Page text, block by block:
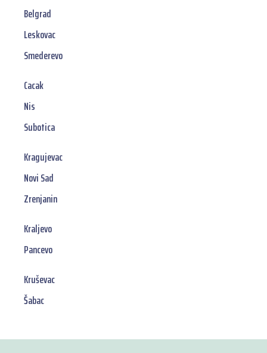
Belgrad
Leskovac
Smederevo
Cacak
Nis
Subotica
Kragujevac
Novi Sad
Zrenjanin
Kraljevo
Pancevo
Kruševac
Šabac